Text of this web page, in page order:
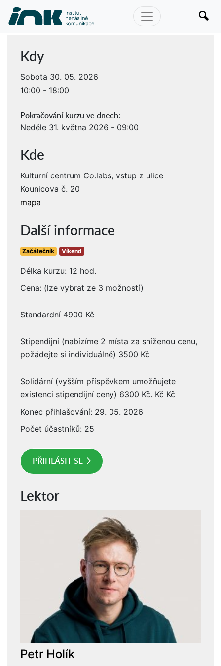
Kdy
Sobota 30. 05. 2026
10:00 - 18:00
Pokračování kurzu ve dnech:
Neděle 31. května 2026 - 09:00
Kde
Kulturní centrum Co.labs, vstup z ulice
Kounicova č. 20
mapa
Další informace
Začátečník Víkend
Délka kurzu: 12 hod.
Cena: (lze vybrat ze 3 možností)
Standardní 4900 Kč
Stipendijní (nabízíme 2 místa za sníženou cenu,
požádejte si individuálně) 3500 Kč
Solidární (vyšším příspěvkem umožňujete
existenci stipendijní ceny) 6300 Kč. Kč Kč
Konec přihlašování: 29. 05. 2026
Počet účastníků: 25
PŘIHLÁSIT SE
Lektor
Petr Holík